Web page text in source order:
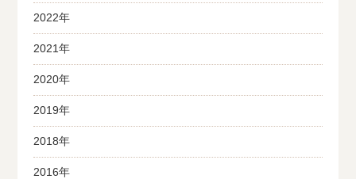
2022年
2021年
2020年
2019年
2018年
2016年